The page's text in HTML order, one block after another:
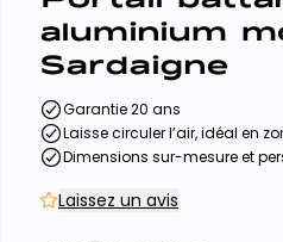
aluminium
Sardaigne
Garantie 20 ans
Laisse circuler l’air, idéal en
Dimensions sur-mesure et
Laissez un avis